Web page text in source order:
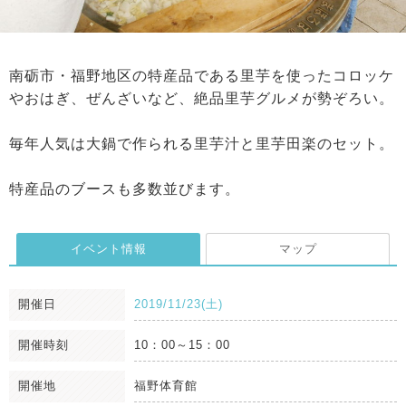
南砺市・福野地区の特産品である里芋を使ったコロッケ
やおはぎ、ぜんざいなど、絶品里芋グルメが勢ぞろい。
毎年人気は大鍋で作られる里芋汁と里芋田楽のセット。
特産品のブースも多数並びます。
イベント情報 マップ
開催日 2019/11/23(土)
開催時刻 10：00～15：00
開催地 福野体育館